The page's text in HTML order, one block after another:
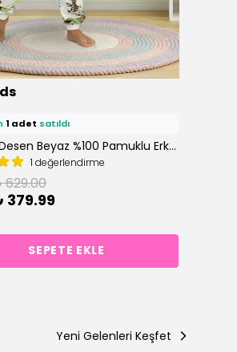
2 kişifavoriledi!
1 adet satıldı
Dinozor Desen Beyaz %100 Pamuklu Erkek Çocuk Pijama Takım
1 değerlendirme
629.00
379.99
SEPETE EKLE
Yeni Gelenleri Keşfet